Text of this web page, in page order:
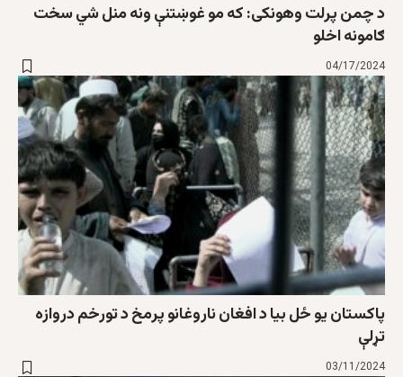
د چمن پرلت وهونکی: که مو غوښتنې ونه ‌منل شي سخت
ګامونه اخلو
04/17/2024
پاکستان یو ځل بیا د افغان ناروغانو پرمخ د تورخم دروازه
تړلې
03/11/2024